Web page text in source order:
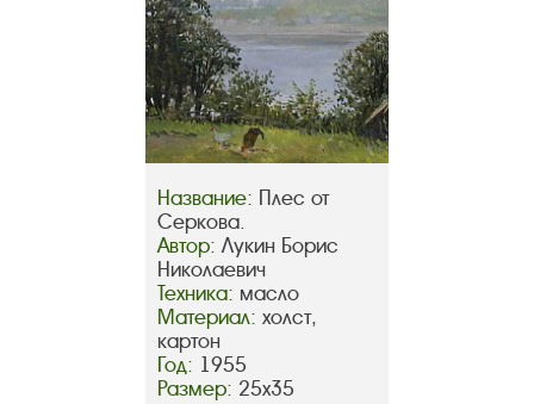
Название: Плес от
Серкова.
Автор: Лукин Борис
Николаевич
Техника: масло
Материал: холст,
картон
Год: 1955
Размер: 25х35